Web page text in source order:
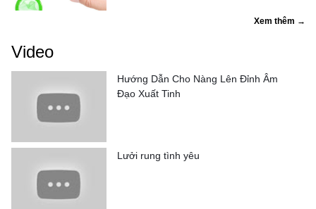
Xem thêm →
Video
Hướng Dẫn Cho Nàng Lên Đỉnh Âm
Đạo Xuất Tinh
Lưởi rung tình yêu